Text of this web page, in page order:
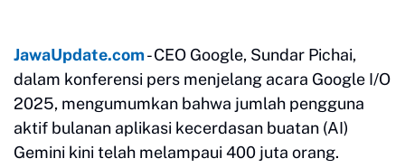
JawaUpdate.com- CEO Google, Sundar Pichai,
dalam konferensi pers menjelang acara Google I/O
2025, mengumumkan bahwa jumlah pengguna
aktif bulanan aplikasi kecerdasan buatan (AI)
Gemini kini telah melampaui 400 juta orang.